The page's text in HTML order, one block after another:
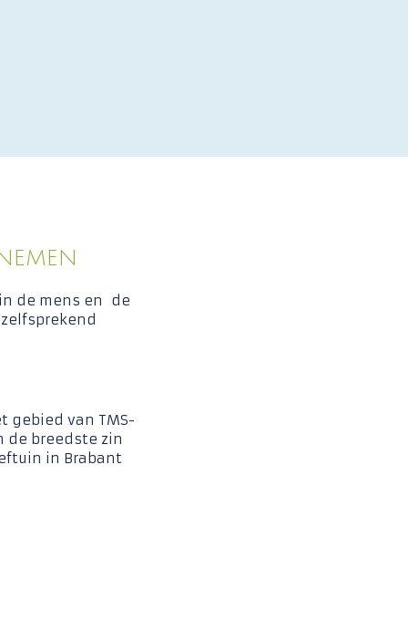
de mens en de
gebied van TMS-
breedste zin
in Brabant